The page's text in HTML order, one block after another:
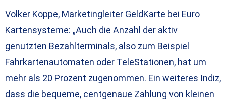
Volker Koppe, Marketingleiter GeldKarte bei Euro
Kartensysteme: „Auch die Anzahl der aktiv
genutzten Bezahlterminals, also zum Beispiel
Fahrkartenautomaten oder TeleStationen, hat um
mehr als 20 Prozent zugenommen. Ein weiteres Indiz,
dass die bequeme, centgenaue Zahlung von kleinen